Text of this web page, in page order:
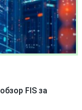
FIS за